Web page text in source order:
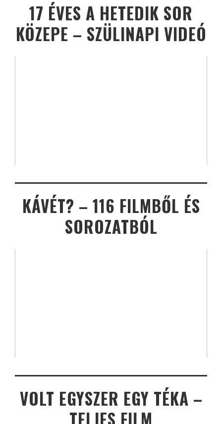
17 ÉVES A HETEDIK SOR
KÖZEPE – SZÜLINAPI VIDEÓ
KÁVÉT? – 116 FILMBŐL ÉS
SOROZATBÓL
VOLT EGYSZER EGY TÉKA –